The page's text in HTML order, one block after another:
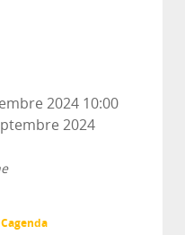
2024 10:00
2024